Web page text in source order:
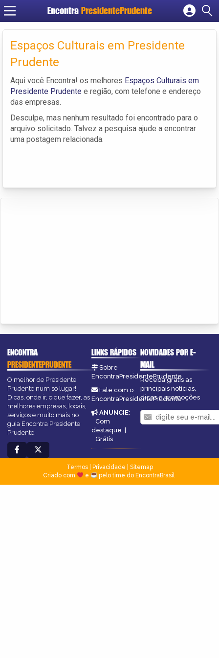
Encontra PresidentePrudente
Cadastrar empresa
Criar conta
Espaços Culturais em Presidente
Prudente
Aqui você Encontra! os melhores Espaços Culturais em
Presidente Prudente e região, com telefone e endereço
das empresas.
Desculpe, mas nenhum resultado foi encontrado para o
arquivo solicitado. Talvez a pesquisa ajude a encontrar
uma postagem relacionada.
ENCONTRA
PRESIDENTEPRUDENTE
O melhor de Presidente
Prudente num só lugar!
Dicas, onde ir, o que fazer, as
melhores empresas, locais,
serviços e muito mais no
guia Encontra Presidente
Prudente.
LINKS RÁPIDOS
Sobre
EncontraPresidentePrudente
Fale com o
EncontraPresidentePrudente
ANUNCIE:
Com
destaque |
Grátis
NOVIDADES POR E-
MAIL
Receba grátis as
principais notícias,
dicas e promoções
Termos| Privacidade
Sitemap
Criado com
e pelo time do EncontraBrasil